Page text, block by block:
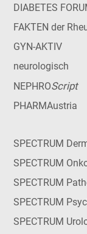
DIABETES
FAKTEN der
GYN-AKTIV
neurologisch
NEPHROScript
PHARMAustria
SPECTRUM
SPECTRUM
SPECTRUM
SPECTRUM
SPECTRUM